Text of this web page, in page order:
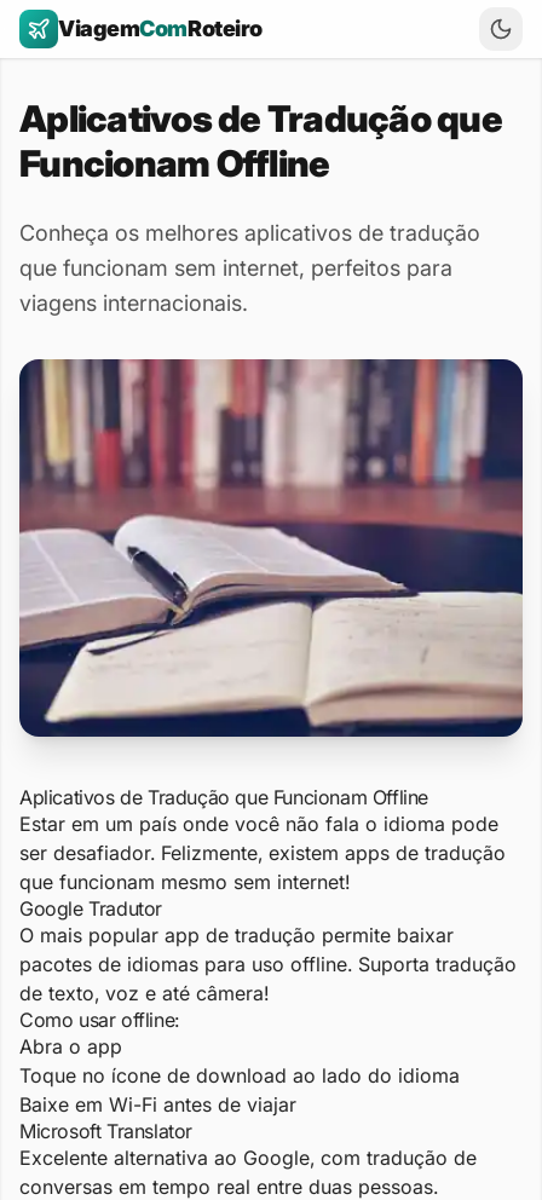
ViagemComRoteiro
Aplicativos de Tradução que
Funcionam Offline
Conheça os melhores aplicativos de tradução
que funcionam sem internet, perfeitos para
viagens internacionais.
Aplicativos de Tradução que Funcionam Offline
Estar em um país onde você não fala o idioma pode
ser desafiador. Felizmente, existem apps de tradução
que funcionam mesmo sem internet!
Google Tradutor
O mais popular app de tradução permite baixar
pacotes de idiomas para uso offline. Suporta tradução
de texto, voz e até câmera!
Como usar offline:
Abra o app
Toque no ícone de download ao lado do idioma
Baixe em Wi-Fi antes de viajar
Microsoft Translator
Excelente alternativa ao Google, com tradução de
conversas em tempo real entre duas pessoas.